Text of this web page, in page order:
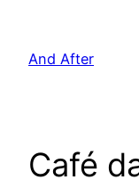
And After
Café